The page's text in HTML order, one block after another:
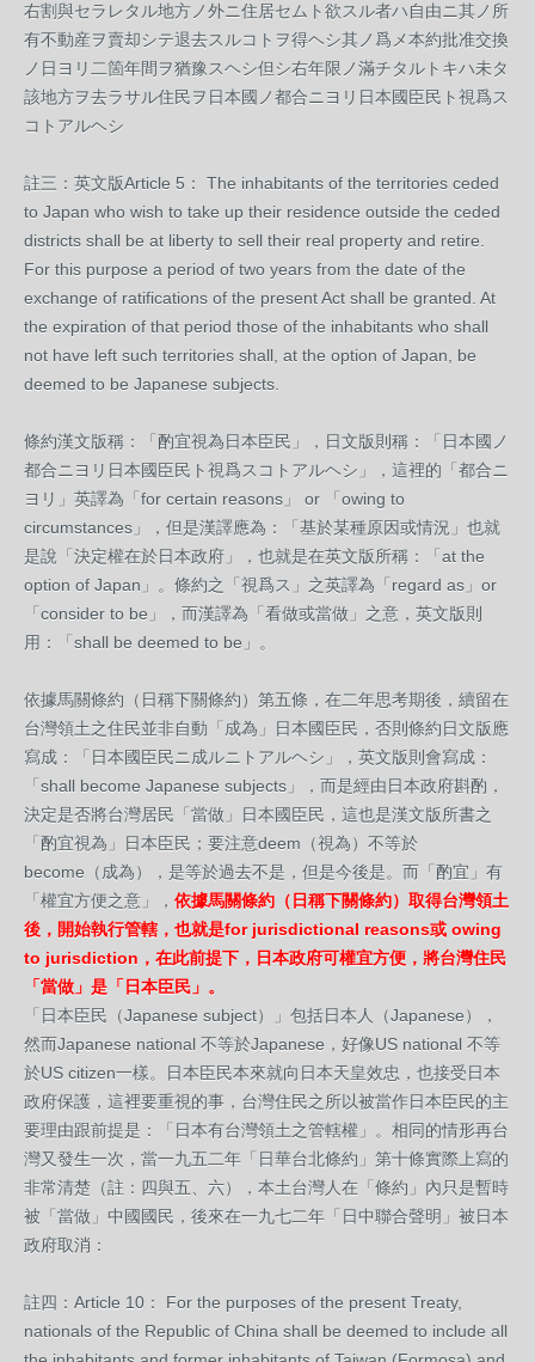
右割與セラレタル地方ノ外ニ住居セムト欲スル者ハ自由ニ其ノ所
有不動産ヲ賣却シテ退去スルコトヲ得ヘシ其ノ爲メ本約批准交換
ノ日ヨリ二箇年間ヲ猶豫スヘシ但シ右年限ノ滿チタルトキハ未タ
該地方ヲ去ラサル住民ヲ日本國ノ都合ニヨリ日本國臣民ト視爲ス
コトアルヘシ
註三：英文版Article 5： The inhabitants of the territories ceded
to Japan who wish to take up their residence outside the ceded
districts shall be at liberty to sell their real property and retire.
For this purpose a period of two years from the date of the
exchange of ratifications of the present Act shall be granted. At
the expiration of that period those of the inhabitants who shall
not have left such territories shall, at the option of Japan, be
deemed to be Japanese subjects.
條約漢文版稱：「酌宜視為日本臣民」，日文版則稱：「日本國ノ
都合ニヨリ日本國臣民ト視爲スコトアルヘシ」，這裡的「都合ニ
ヨリ」英譯為「for certain reasons」‭ ‬or‭ ‬「owing to
circumstances」，但是漢譯應為：「基於某種原因或情況」也就
是說「決定權在於日本政府」，也就是在英文版所稱：「at the
option of Japan」。條約之「視爲ス」之英譯為「regard as」or‭
‬「consider to be」，而漢譯為「看做或當做」之意，英文版則
用：「shall be deemed to be」。
依據馬關條約（日稱下關條約）第五條，在二年思考期後，續留在
台灣領土之住民並非自動「成為」日本國臣民，否則條約日文版應
寫成：「日本國臣民ニ成ルニトアルヘシ」，英文版則會寫成：
「shall‭ ‬become Japanese subjects」，而是經由日本政府斟酌，
決定是否將台灣居民「當做」日本國臣民，這也是漢文版所書之
「酌宜視為」日本臣民；要注意deem（視為）不等於
become（成為），是等於過去不是，但是今後是。而「酌宜」有
「權宜方便之意」， 依據馬關條約（日稱下關條約）取得台灣領土
後，開始執行管轄，也就是for jurisdictional reasons或‭ ‬owing
to jurisdiction，在此前提下，日本政府可權宜方便，將台灣住民
「當做」是「日本臣民」。
「日本臣民（Japanese subject）」包括日本人（Japanese），
然而Japanese national 不等於Japanese，好像US national‭ ‬不等
於US citizen一樣。日本臣民本來就向日本天皇效忠，也接受日本
政府保護，這裡要重視的事，台灣住民之所以被當作日本臣民的主
要理由跟前提是：「日本有台灣領土之管轄權」。相同的情形再台
灣又發生一次，當一九五二年「日華台北條約」第十條實際上寫的
非常清楚（註：四與五、六），本土台灣人在「條約」內只是暫時
被「當做」中國國民，後來在一九七二年「日中聯合聲明」被日本
政府取消：
註四：Article 10： For the purposes of the present Treaty,
nationals of the Republic of China shall be deemed to include all